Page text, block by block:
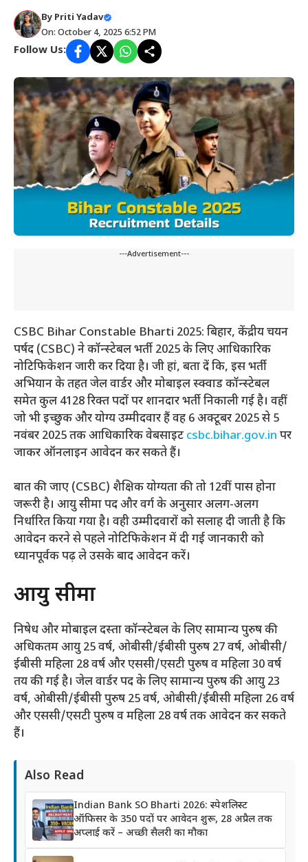
By Priti Yadav
On: October 4, 2025 6:52 PM
Follow Us:
---Advertisement---
CSBC Bihar Constable Bharti 2025: बिहार, केंद्रीय चयन
पर्षद (CSBC) ने कॉन्स्टेबल भर्ती 2025 के लिए आधिकारिक
नोटिफिकेशन जारी कर दिया है। जी हां, बता दें कि, इस भर्ती
अभियान के तहत जेल वार्डर और मोबाइल स्क्वाड कॉन्स्टेबल
समेत कुल 4128 रिक्त पदों पर शानदार भर्ती निकाली गई है। वहीं
जो भी इच्छुक और योग्य उम्मीदवार हैं वह 6 अक्टूबर 2025 से 5
नवंबर 2025 तक आधिकारिक वेबसाइट csbc.bihar.gov.in पर
जाकर ऑनलाइन आवेदन कर सकते हैं।
बात की जाए (CSBC) शैक्षिक योग्यता की तो 12वीं पास होना
जरूरी है। आयु सीमा पद और वर्ग के अनुसार अलग-अलग
निर्धारित किया गया है। वही उम्मीदवारों को सलाह दी जाती है कि
आवेदन करने से पहले नोटिफिकेशन में दी गई जानकारी को
ध्यानपूर्वक पढ़ ले उसके बाद आवेदन करें।
आयु सीमा
निषेध और मोबाइल दस्ता कॉन्स्टेबल के लिए सामान्य पुरुष की
अधिकतम आयु 25 वर्ष, ओबीसी/ईबीसी पुरुष 27 वर्ष, ओबीसी/
ईबीसी महिला 28 वर्ष और एससी/एसटी पुरुष व महिला 30 वर्ष
तय की गई है। जेल वार्डर पद के लिए सामान्य पुरुष की आयु 23
वर्ष, ओबीसी/ईबीसी पुरुष 25 वर्ष, ओबीसी/ईबीसी महिला 26 वर्ष
और एससी/एसटी पुरुष व महिला 28 वर्ष तक आवेदन कर सकते
हैं।
Also Read
Indian Bank SO Bharti 2026: स्पेशलिस्ट
ऑफिसर के 350 पदों पर आवेदन शुरू, 28 अप्रैल तक
अप्लाई करें – अच्छी सैलरी का मौका